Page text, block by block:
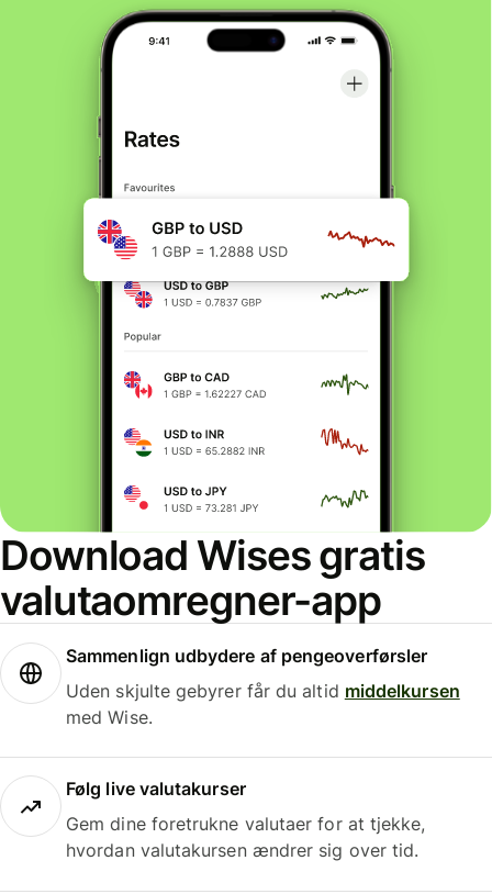
Download Wises gratis
valutaomregner-app
Sammenlign udbydere af pengeoverførsler
Uden skjulte gebyrer får du altid middelkursen
med Wise.
Følg live valutakurser
Gem dine foretrukne valutaer for at tjekke,
hvordan valutakursen ændrer sig over tid.